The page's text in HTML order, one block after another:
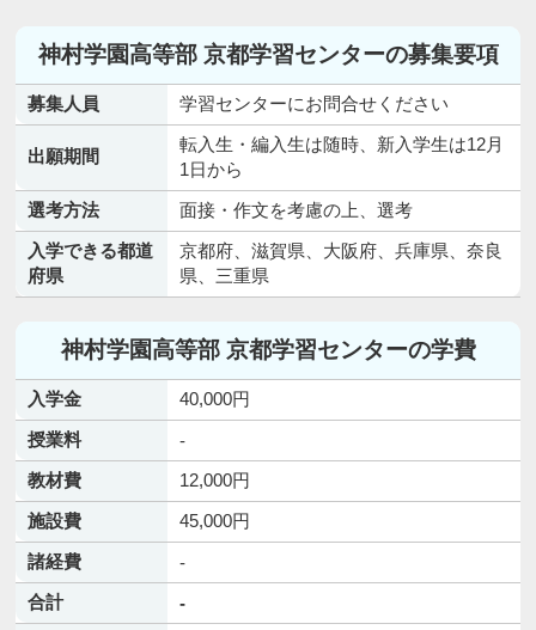
神村学園高等部 京都学習センターの募集要項
募集人員 学習センターにお問合せください
出願期間
転入生・編入生は随時、新入学生は12月
1日から
選考方法
面接・作文を考慮の上、選考
入学できる都道
府県
京都府、滋賀県、大阪府、兵庫県、奈良
県、三重県
神村学園高等部 京都学習センターの学費
入学金
40,000円
授業料
-
教材費
12,000円
施設費
45,000円
諸経費
-
合計
-